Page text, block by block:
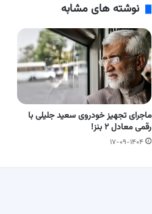
نوشته های مشابه
ماجرای تجهیز خودروی سعید جلیلی با
رقمی معادل ۲ بنز!
۱۷-۰۹-۱۴۰۴